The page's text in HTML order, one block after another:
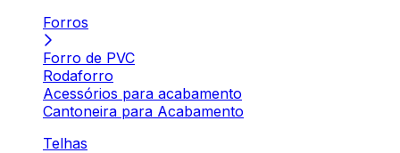
Forros
Forro de PVC
Rodaforro
Acessórios para acabamento
Cantoneira para Acabamento
Telhas